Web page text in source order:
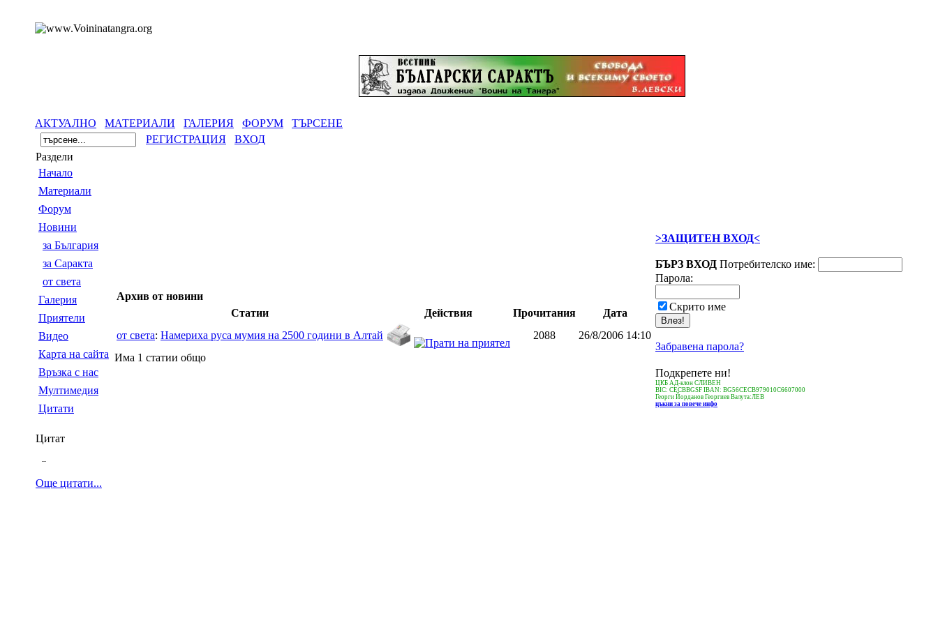
АКТУАЛНО МАТЕРИАЛИ ГАЛЕРИЯ ФОРУМ
ТЪРСЕНЕ
РЕГИСТРАЦИЯ
ВХОД
Раздели
Началo
Материали
Форум
Новини
за България
за Саракта
от света
Галерия
Приятели
Видео
Карта на сайта
Връзка с нас
Мултимедия
Цитати
Цитат
--
Още цитати...
Архив от новини
Статии
Действия Прочитания
Дата
от света: Намериха руса мумия на 2500 години в Алтай 2088
26/8/2006 14:10
Има 1 статии общо
>ЗАЩИТЕН ВХОД<
БЪРЗ ВХОД Потребителско име:
Парола:
Скрито име
Забравена парола?
Подкрепете ни!
ЦКБ АД-клон СЛИВЕН
BIC: CECBBGSF IBAN: BG56CECB979010C6607000
Георги Йорданов Георгиев Валута:ЛЕВ
цъкни за повече инфо